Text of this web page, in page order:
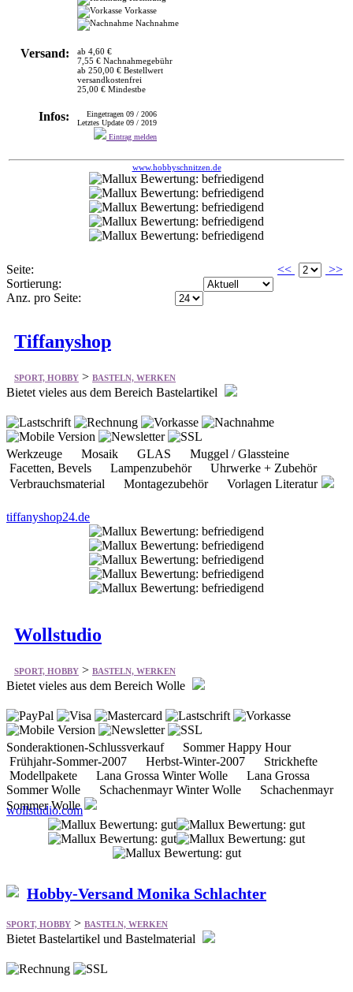
Vorkasse
Nachnahme
Versand:
ab 4,60 €
7,55 € Nachnahmegebühr
ab 250,00 € Bestellwert
versandkostenfrei
25,00 € Mindestbe
Infos:
Eingetragen 09 / 2006
Letztes Update 09 / 2019
Eintrag melden
www.hobbyschnitzen.de
Seite: <<
>>
Sortierung:
Anz. pro Seite:
Tiffanyshop
SPORT, HOBBY > BASTELN, WERKEN
Bietet vieles aus dem Bereich Bastelartikel
Werkzeuge Mosaik GLAS Muggel / Glassteine
Facetten, Bevels Lampenzubehör Uhrwerke + Zubehör
Verbrauchsmaterial Montagezubehör Vorlagen Literatur
tiffanyshop24.de
Wollstudio
SPORT, HOBBY > BASTELN, WERKEN
Bietet vieles aus dem Bereich Wolle
Sonderaktionen-Schlussverkauf Sommer Happy Hour
Frühjahr-Sommer-2007 Herbst-Winter-2007 Strickhefte
Modellpakete Lana Grossa Winter Wolle Lana Grossa
Sommer Wolle Schachenmayr Winter Wolle Schachenmayr
Sommer Wolle
wollstudio.com
Hobby-Versand Monika Schlachter
SPORT, HOBBY > BASTELN, WERKEN
Bietet Bastelartikel und Bastelmaterial